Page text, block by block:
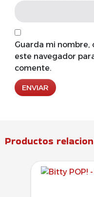
Guarda mi nombre,
este navegador
comente.
Productos